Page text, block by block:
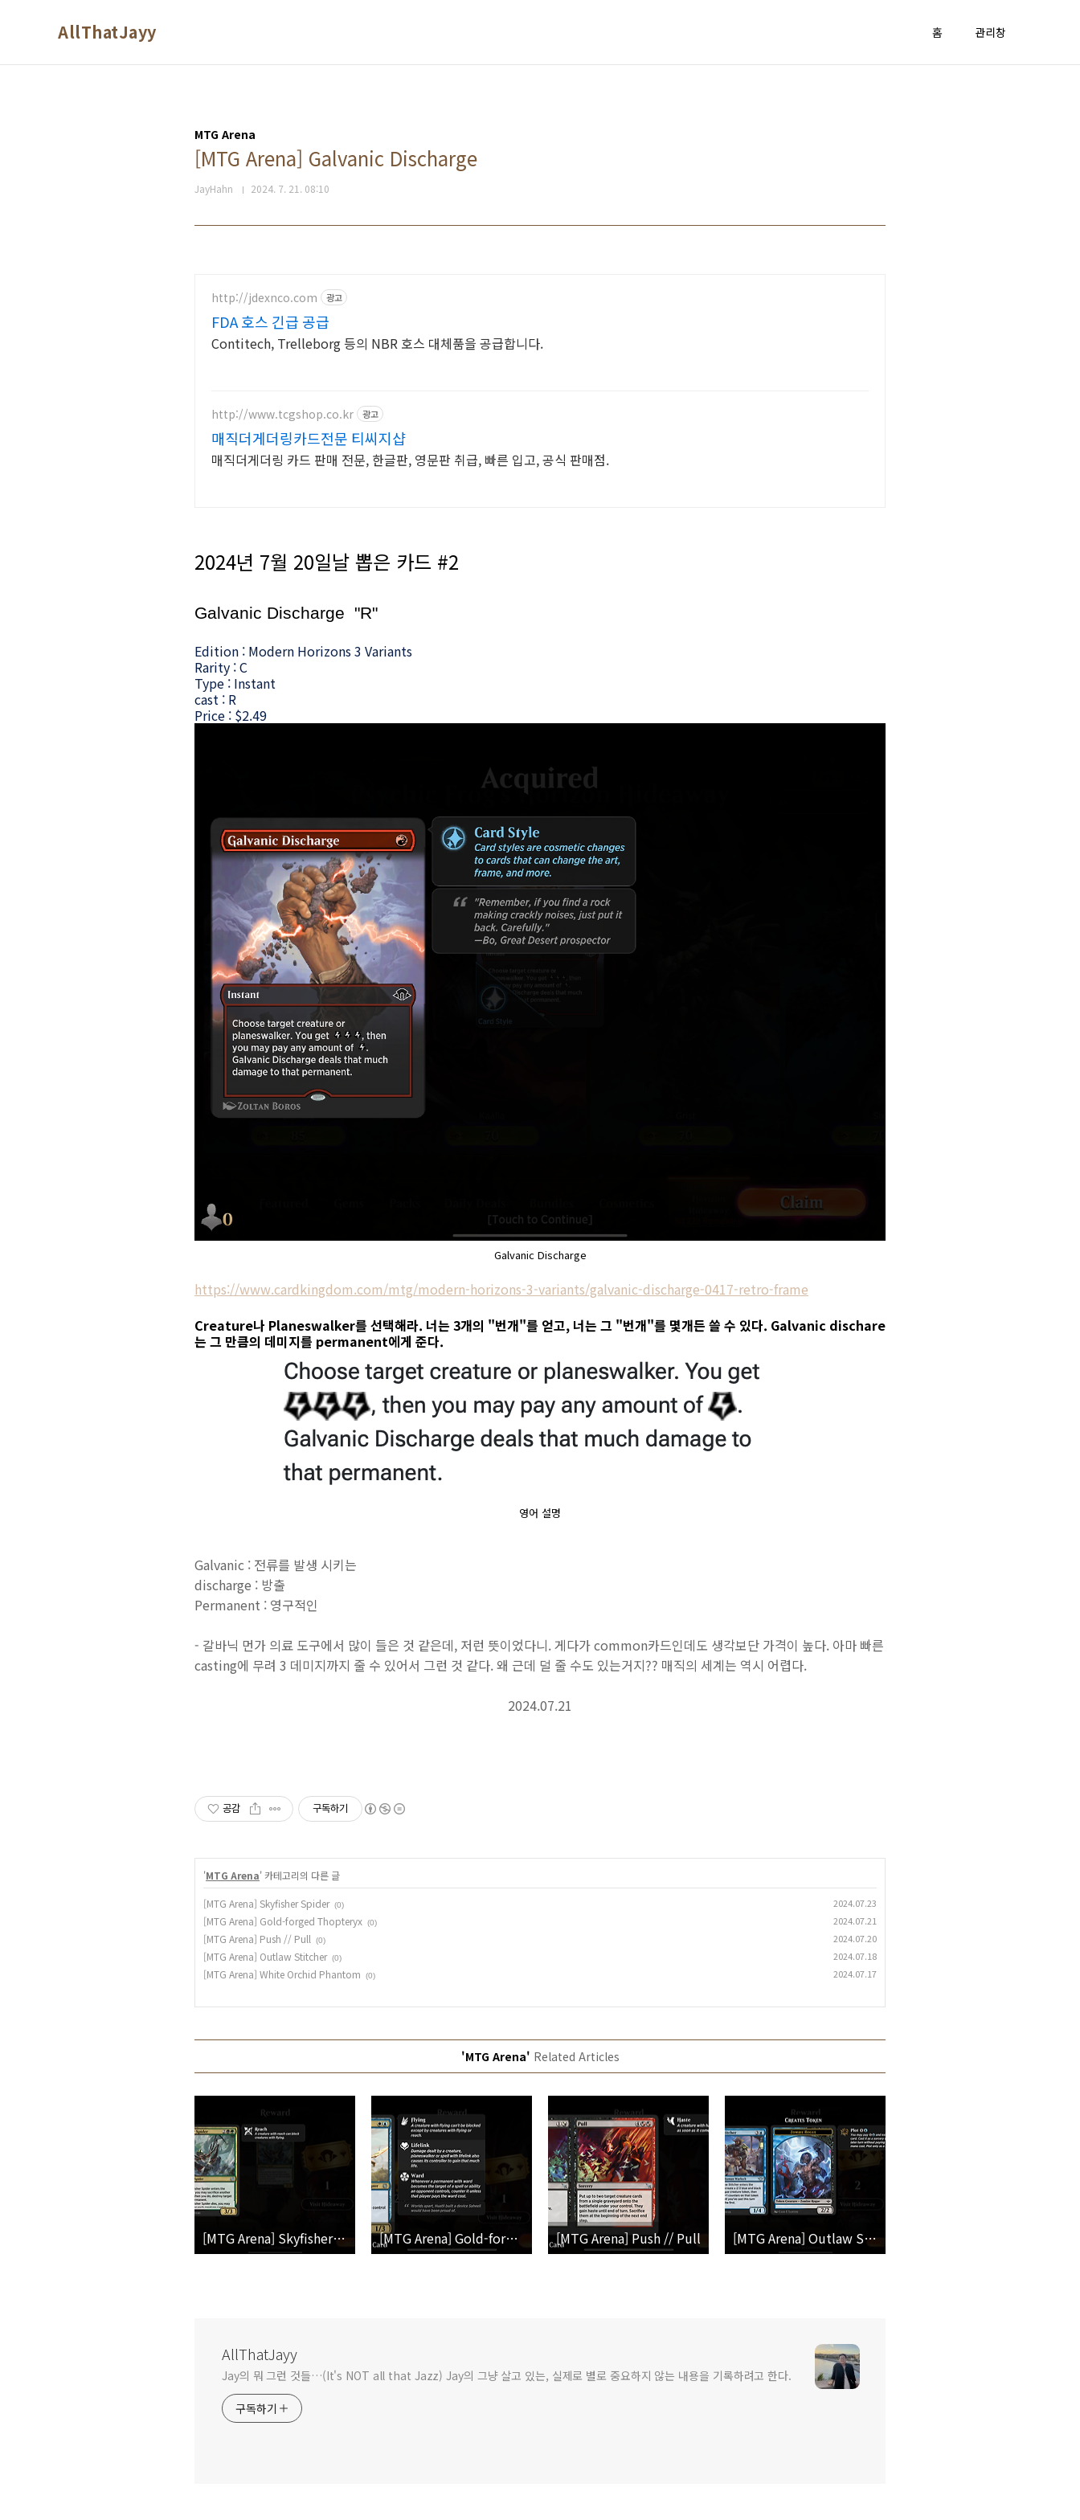
AllThatJayy 홈 관리창
MTG Arena
[MTG Arena] Galvanic Discharge
JayHahn 2024. 7. 21. 08:10
http://jdexnco.com 광고
FDA 호스 긴급 공급
Contitech, Trelleborg 등의 NBR 호스 대체품을 공급합니다.
http://www.tcgshop.co.kr 광고
매직더게더링카드전문 티씨지샵
매직더게더링 카드 판매 전문, 한글판, 영문판 취급, 빠른 입고, 공식 판매점.
2024년 7월 20일날 뽑은 카드 #2
Galvanic Discharge "R"
Edition : Modern Horizons 3 Variants
Rarity : C
Type : Instant
cast : R
Price : $2.49
Galvanic Discharge
https://www.cardkingdom.com/mtg/modern-horizons-3-variants/galvanic-discharge-0417-retro-frame
Creature나 Planeswalker를 선택해라. 너는 3개의 "번개"를 얻고, 너는 그 "번개"를 몇개든 쓸 수 있다. Galvanic dischare
는 그 만큼의 데미지를 permanent에게 준다.
영어 설명
Galvanic : 전류를 발생 시키는
discharge : 방출
Permanent : 영구적인
- 갈바닉 먼가 의료 도구에서 많이 들은 것 같은데, 저런 뜻이었다니. 게다가 common카드인데도 생각보단 가격이 높다. 아마 빠른
casting에 무려 3 데미지까지 줄 수 있어서 그런 것 같다. 왜 근데 덜 줄 수도 있는거지?? 매직의 세계는 역시 어렵다.
2024.07.21
공감 구독하기
'MTG Arena' 카테고리의 다른 글
[MTG Arena] Skyfisher Spider (0) 2024.07.23
[MTG Arena] Gold-forged Thopteryx (0) 2024.07.21
[MTG Arena] Push // Pull (0) 2024.07.20
[MTG Arena] Outlaw Stitcher (0) 2024.07.18
[MTG Arena] White Orchid Phantom (0) 2024.07.17
'MTG Arena' Related Articles
[MTG Arena] Skyfisher Spider [MTG Arena] Gold-forged Thopteryx [MTG Arena] Push // Pull [MTG Arena] Outlaw Stitcher
AllThatJayy
Jay의 뭐 그런 것들…(It's NOT all that Jazz) Jay의 그냥 살고 있는, 실제로 별로 중요하지 않는 내용을 기록하려고 한다.
구독하기